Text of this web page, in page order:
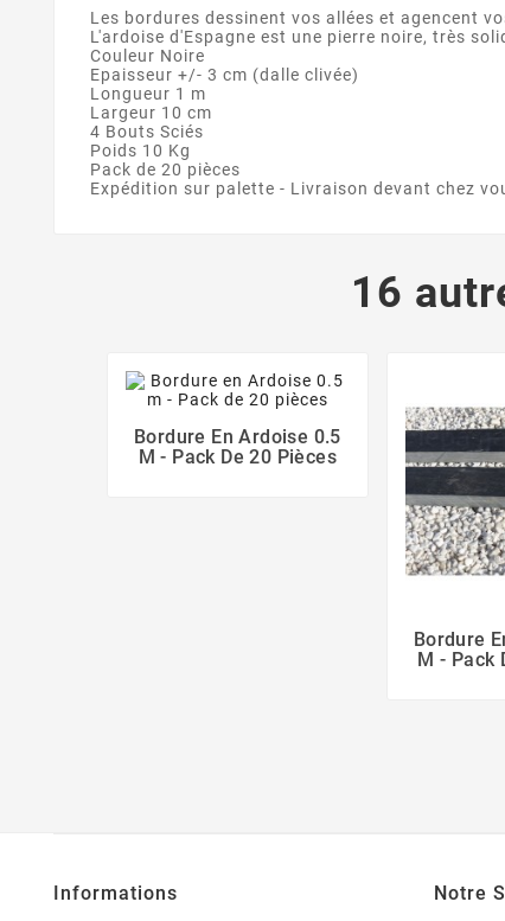
Les bordures dessinent vos allées et agencent
L'ardoise d'Espagne est une pierre noire, très
Couleur Noire
Epaisseur +/- 3 cm (dalle clivée)
Longueur 1 m
Largeur 10 cm
4 Bouts Sciés
Poids 10 Kg
Pack de 20 pièces
Expédition sur palette - Livraison devant chez
16
Bordure En Ardoise 0.5
M - Pack De 20 Pièces
Bordure
M - Pack
Informations Notre